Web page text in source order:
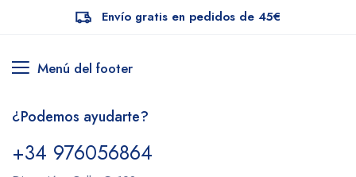
Envío gratis en pedidos de 45€
Menú del footer
¿Podemos ayudarte?
+34 976056864